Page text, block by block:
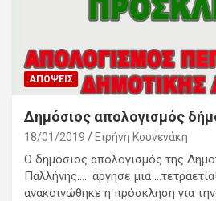
ΑΠΌΨΕΙΣ
Δημόσιος απολογισμός
18/01/2019 Ειρήνη Κουνενάκη
Ο δημόσιος απολογισμός της
Παλλήνης….. άργησε μια
ανακοινώθηκε η πρόσκληση για